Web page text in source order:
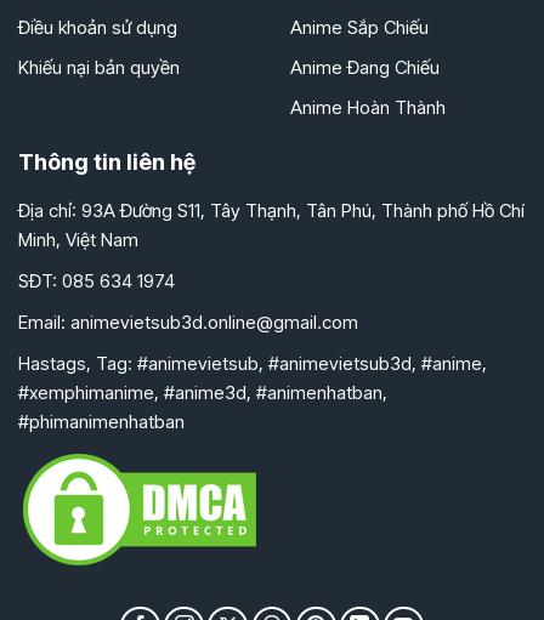
Điều khoản sử dụng
Khiếu nại bản quyền
Anime Sắp Chiếu
Anime Đang Chiếu
Anime Hoàn Thành
Thông tin liên hệ
Địa chỉ: 93A Đường S11, Tây Thạnh, Tân Phú, Thành phố Hồ Chí
Minh, Việt Nam
SĐT: 085 634 1974
Email: animevietsub3d.online@gmail.com
Hastags, Tag: #animevietsub, #animevietsub3d, #anime,
#xemphimanime, #anime3d, #animenhatban,
#phimanimenhatban